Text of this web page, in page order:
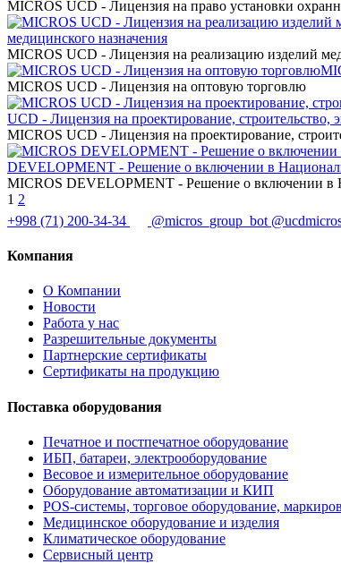
MICROS UCD - Лицензия на право установки
медицинского назначения
MICROS UCD - Лицензия на реализацию изделий
MICROS UCD - Лицензия на оптовую торговлю
UCD - Лицензия на проектирование, строительство,
MICROS UCD - Лицензия на проектирование,
DEVELOPMENT - Решение о включении в
MICROS DEVELOPMENT - Решение о включении в
1 2
+998 (71) 200-34-34
@micros_group_bot
Компания
О Компании
Новости
Работа у нас
Разрешительные документы
Партнерские сертификаты
Сертификаты на продукцию
Поставка оборудования
Печатное и постпечатное оборудование
ИБП, батареи, электрооборудование
Весовое и измерительное оборудование
Оборудование автоматизации и КИП
POS-системы, торговое оборудование,
Медицинское оборудование и изделия
Климатическое оборудование
Сервисный центр